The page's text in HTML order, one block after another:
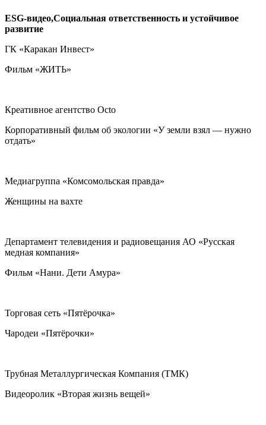
ESG-видео,Социальная ответственность и устойчивое
развитие
ГК «Каракан Инвест»
Фильм «ЖИТЬ»
Креативное агентство Octo
Корпоративный фильм об экологии «У земли взял — нужно
отдать»
Медиагруппа «Комсомольская правда»
Женщины на вахте
Департамент телевидения и радиовещания АО «Русская
медная компания»
Фильм «Нани. Дети Амура»
Торговая сеть «Пятёрочка»
Чародеи «Пятёрочки»
Трубная Металлургическая Компания (ТМК)
Видеоролик «Вторая жизнь вещей»